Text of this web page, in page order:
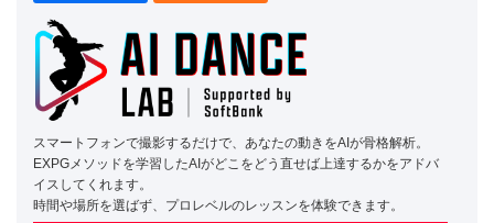
スマートフォンで撮影するだけで、あなたの動きをAIが骨格解析。
EXPGメソッドを学習したAIがどこをどう直せば上達するかをアドバ
イスしてくれます。
時間や場所を選ばず、プロレベルのレッスンを体験できます。